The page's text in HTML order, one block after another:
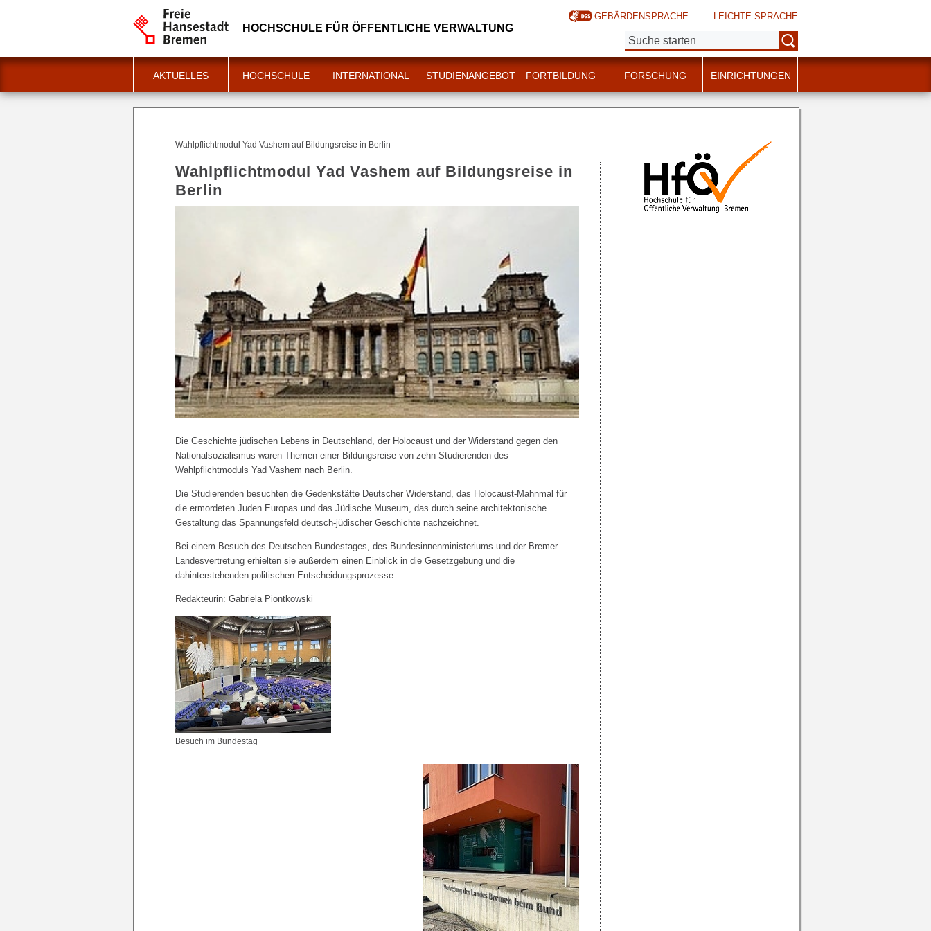
HOCHSCHULE FÜR ÖFFENTLICHE VERWALTUNG
GEBÄRDENSPRACHE
LEICHTE SPRACHE
Suche:
AKTUELLES HOCHSCHULE INTERNATIONAL STUDIENANGEBOT FORTBILDUNG FORSCHUNG EINRICHTUNGEN
Wahlpflichtmodul Yad Vashem auf Bildungsreise in Berlin
Wahlpflichtmodul Yad Vashem auf Bildungsreise in
Berlin
Die Geschichte jüdischen Lebens in Deutschland, der Holocaust und der Widerstand gegen den
Nationalsozialismus waren Themen einer Bildungsreise von zehn Studierenden des
Wahlpflichtmoduls Yad Vashem nach Berlin.
Die Studierenden besuchten die Gedenkstätte Deutscher Widerstand, das Holocaust-Mahnmal für
die ermordeten Juden Europas und das Jüdische Museum, das durch seine architektonische
Gestaltung das Spannungsfeld deutsch-jüdischer Geschichte nachzeichnet.
Bei einem Besuch des Deutschen Bundestages, des Bundesinnenministeriums und der Bremer
Landesvertretung erhielten sie außerdem einen Einblick in die Gesetzgebung und die
dahinterstehenden politischen Entscheidungsprozesse.
Redakteurin: Gabriela Piontkowski
Besuch im Bundestag